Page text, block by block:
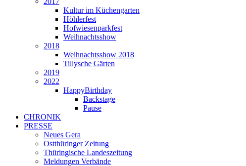
Kultur im Küchengarten
Höhlerfest
Hofwiesenparkfest
Weihnachtsshow
2018
Weihnachtsshow 2018
Tillysche Gärten
2019
2022
HappyBirthday
Backstage
Pause
CHRONIK
PRESSE
Neues Gera
Ostthüringer Zeitung
Thüringische Landeszeitung
Meldungen Verbände